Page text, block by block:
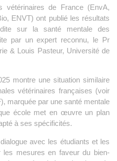
vétérinaires de France (EnvA,
ENVT) ont publié les résultats
sur la santé mentale des
par un expert reconnu, le Pr
& Louis Pasteur, Université de
montre une situation similaire
vétérinaires françaises (voir
marquée par une santé mentale
école met en œuvre un plan
à ses spécificités.
avec les étudiants et les
les mesures en faveur du bien-